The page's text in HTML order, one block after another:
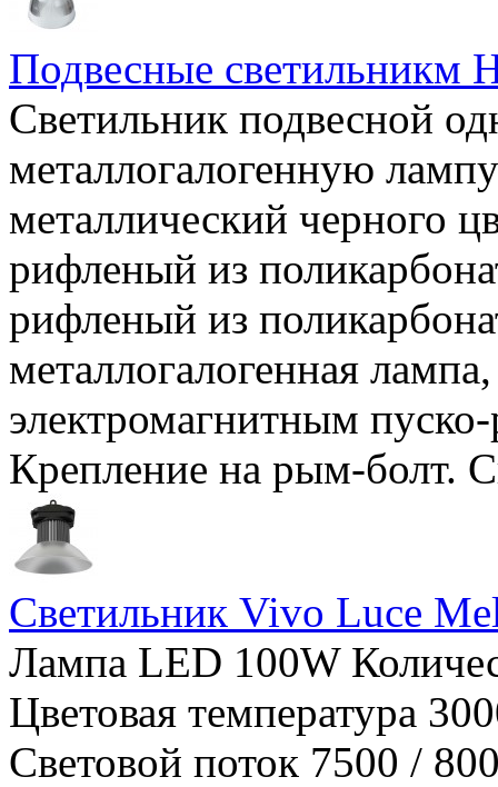
Подвесные
Светильник подвесной
металлогалогенную
металлический черного
рифленый из
рифленый из
металлогалогенная
электромагнитным
Крепление на рым-болт.
Светильник Vivo Luce
Лампа LED 100W
Цветовая температура
Световой поток 7500 /